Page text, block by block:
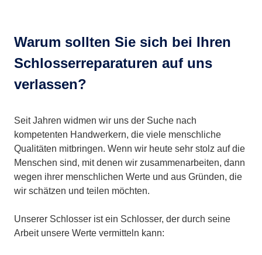
Warum sollten Sie sich bei Ihren
Schlosserreparaturen auf uns
verlassen?
Seit Jahren widmen wir uns der Suche nach
kompetenten Handwerkern, die viele menschliche
Qualitäten mitbringen. Wenn wir heute sehr stolz auf die
Menschen sind, mit denen wir zusammenarbeiten, dann
wegen ihrer menschlichen Werte und aus Gründen, die
wir schätzen und teilen möchten.
Unserer Schlosser ist ein Schlosser, der durch seine
Arbeit unsere Werte vermitteln kann: